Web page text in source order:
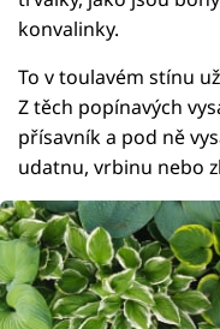
konvalinky.
To v toulavém stínu
Z těch popínavých
přísavník a pod ně
udatnu, vrbinu nebo